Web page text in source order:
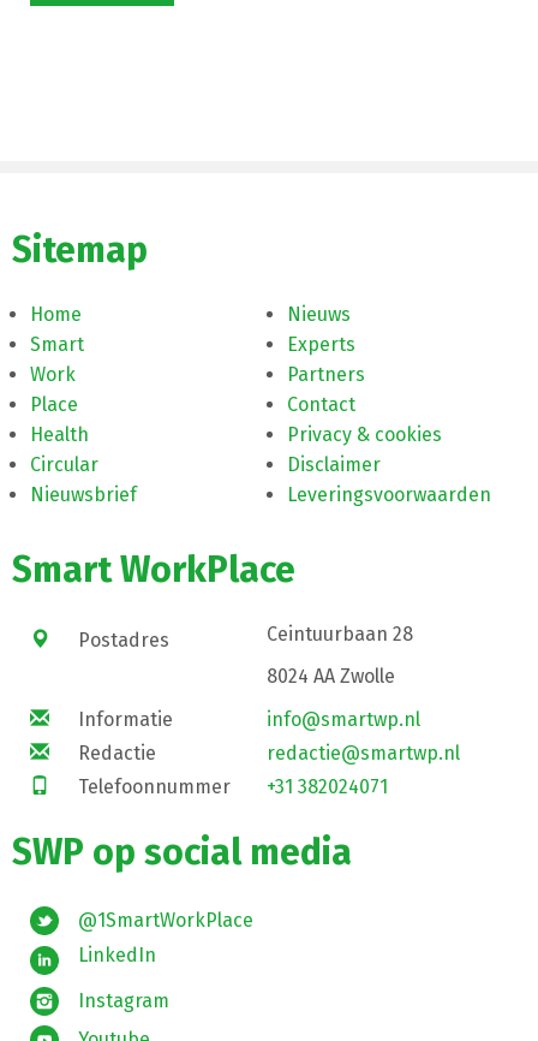
Sitemap
Home
Smart
Work
Place
Health
Circular
Nieuwsbrief
Nieuws
Experts
Partners
Contact
Privacy & cookies
Disclaimer
Leveringsvoorwaarden
Smart WorkPlace
Postadres
Ceintuurbaan 28
8024 AA Zwolle
Informatie
info@smartwp.nl
Redactie
redactie@smartwp.nl
Telefoonnummer
+31 382024071
SWP op social media
@1SmartWorkPlace
LinkedIn
Instagram